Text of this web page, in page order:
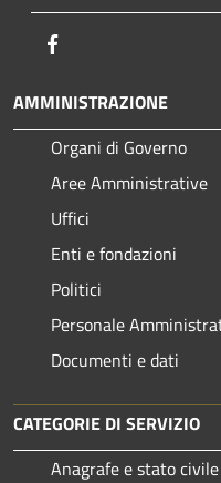
AMMINISTRAZIONE
Organi di Governo
Aree Amministrative
Uffici
Enti e fondazioni
Politici
Personale
Documenti e dati
CATEGORIE DI SERVIZIO
Anagrafe e stato civile